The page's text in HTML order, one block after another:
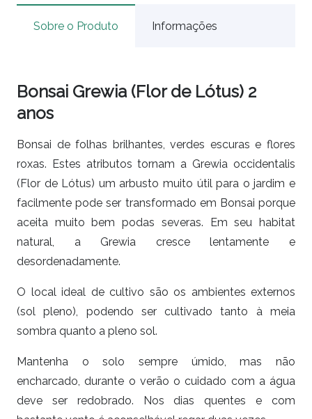
Sobre o Produto Informações
Bonsai Grewia (Flor de Lótus) 2
anos
Bonsai de folhas brilhantes, verdes escuras e flores
roxas. Estes atributos tornam a Grewia occidentalis
(Flor de Lótus) um arbusto muito útil para o jardim e
facilmente pode ser transformado em Bonsai porque
aceita muito bem podas severas. Em seu habitat
natural, a Grewia cresce lentamente e
desordenadamente.
O local ideal de cultivo são os ambientes externos
(sol pleno), podendo ser cultivado tanto à meia
sombra quanto a pleno sol.
Mantenha o solo sempre úmido, mas não
encharcado, durante o verão o cuidado com a água
deve ser redobrado. Nos dias quentes e com